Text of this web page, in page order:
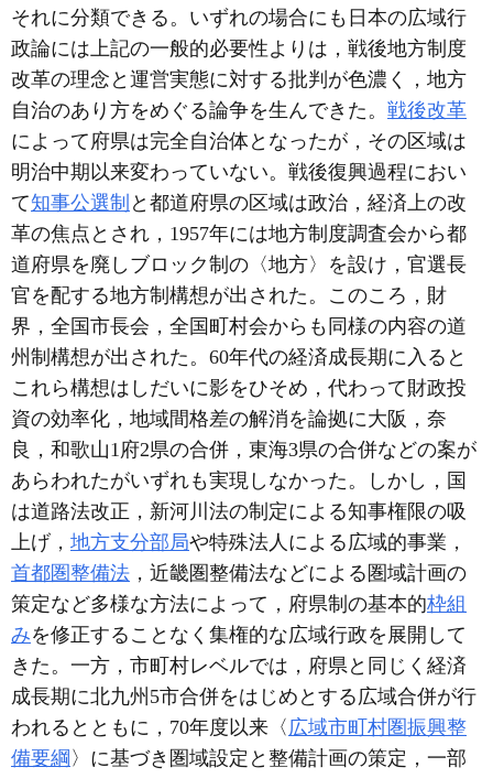
それに分類できる。いずれの場合にも日本の広域行
政論には上記の一般的必要性よりは，戦後地方制度
改革の理念と運営実態に対する批判が色濃く，地方
自治のあり方をめぐる論争を生んできた。 戦後改革
によって府県は完全自治体となったが，その区域は
明治中期以来変わっていない。戦後復興過程におい
て知事公選制 と都道府県の区域は政治，経済上の改
革の焦点とされ，1957年には地方制度調査会から都
道府県を廃しブロック制の〈地方〉を設け，官選長
官を配する地方制構想が出された。このころ，財
界，全国市長会，全国町村会からも同様の内容の道
州制構想が出された。60年代の経済成長期に入ると
これら構想はしだいに影をひそめ，代わって財政投
資の効率化，地域間格差の解消を論拠に大阪，奈
良，和歌山1府2県の合併，東海3県の合併などの案が
あらわれたがいずれも実現しなかった。しかし，国
は道路法改正，新河川法の制定による知事権限の吸
上げ， 地方支分部局や特殊法人による広域的事業，
首都圏整備法 ，近畿圏整備法などによる圏域計画の
策定など多様な方法によって，府県制の基本的枠組
みを修正することなく集権的な広域行政を展開して
きた。一方，市町村レベルでは，府県と同じく経済
成長期に北九州5市合併をはじめとする広域合併が行
われるとともに，70年度以来〈 広域市町村圏振興整
備要綱 〉に基づき圏域設定と整備計画の策定，一部